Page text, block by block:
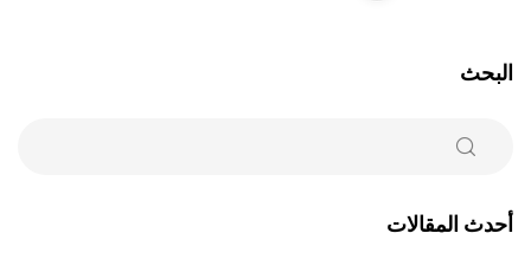
البحث
أحدث المقالات